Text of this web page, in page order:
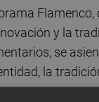
y la
se
la